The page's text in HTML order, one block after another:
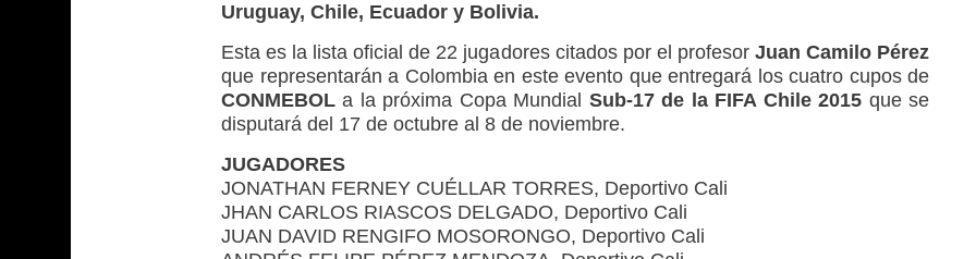
Uruguay, Chile, Ecuador y Bolivia.
Esta es la lista oficial de 22 jugadores citados por el profesor Juan Camilo Pérez
que representarán a Colombia en este evento que entregará los cuatro cupos de
CONMEBOLa la próxima Copa Mundial Sub-17 de la FIFA Chile 2015 que se
disputará del 17 de octubre al 8 de noviembre.
JUGADORES
JONATHAN FERNEY CUÉLLAR TORRES, Deportivo Cali
JHAN CARLOS RIASCOS DELGADO, Deportivo Cali
JUAN DAVID RENGIFO MOSORONGO, Deportivo Cali